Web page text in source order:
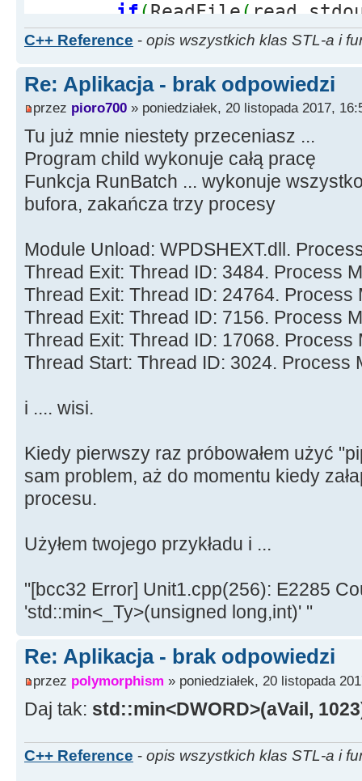
if(ReadFile(
std::min(aVail, 1023),&
/* tu przetwarzasz
Application->
}
C++ Reference - opis wszystkich klas STL-a i
Re: Aplikacja - brak odpowiedzi
przez pioro700 » poniedziałek, 20 listopada 2017,
Tu już mnie niestety przeceniasz ...
Program child wykonuje całą pracę
Funkcja RunBatch ... wykonuje
bufora, zakańcza trzy procesy
Module Unload: WPDSHEXT.dll.
Thread Exit: Thread ID: 3484. Process
Thread Exit: Thread ID: 24764.
Thread Exit: Thread ID: 7156. Process
Thread Exit: Thread ID: 17068.
Thread Start: Thread ID: 3024. Process
i .... wisi.
Kiedy pierwszy raz próbowałem użyć
sam problem, aż do momentu kiedy
procesu.
Użyłem twojego przykładu i ...
"[bcc32 Error] Unit1.cpp(256): E2285
'std::min<_Ty>(unsigned long,int)' "
Re: Aplikacja - brak odpowiedzi
przez polymorphism » poniedziałek, 20 listopada
Daj tak: std::min<DWORD>(aVail,
C++ Reference - opis wszystkich klas STL-a i